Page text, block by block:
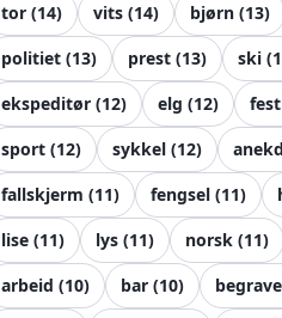
tor (14) vits (14) bjørn (13)
politiet (13) prest (13) ski (
ekspeditør (12) elg (12) fest
sport (12) sykkel (12)
fallskjerm (11) fengsel (11)
lise (11) lys (11) norsk (11)
arbeid (10) bar (10)